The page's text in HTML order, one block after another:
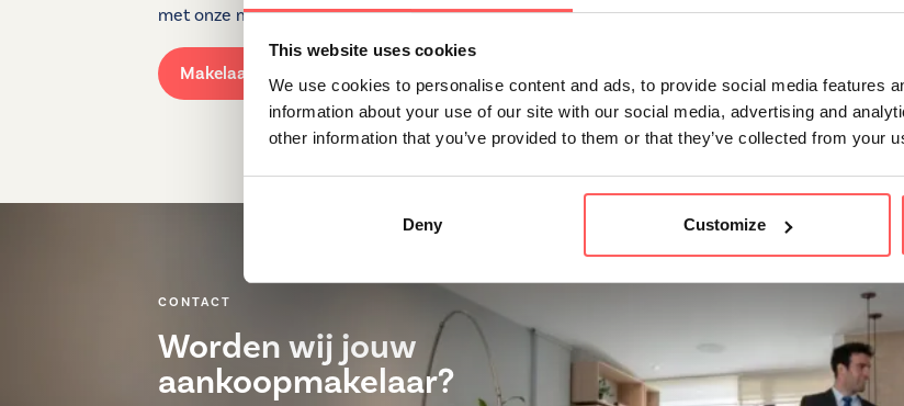
This website uses cookies
We use cookies to personalise content and ads, to provide social media features
information about your use of our site with our social media, advertising and
other information that you’ve provided to them or that they’ve collected from your
Deny Customize
met onze makelaars.
Makelaar Amstelveen
CONTACT
Worden wij jouw
aankoopmakelaar?